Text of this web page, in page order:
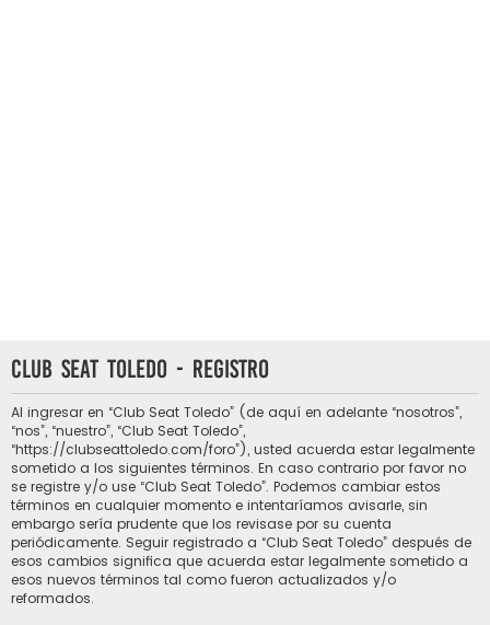
Club Seat Toledo - Registro
Al ingresar en “Club Seat Toledo” (de aquí en adelante “nosotros”,
“nos”, “nuestro”, “Club Seat Toledo”,
“https://clubseattoledo.com/foro”), usted acuerda estar legalmente
sometido a los siguientes términos. En caso contrario por favor no
se registre y/o use “Club Seat Toledo”. Podemos cambiar estos
términos en cualquier momento e intentaríamos avisarle, sin
embargo sería prudente que los revisase por su cuenta
periódicamente. Seguir registrado a “Club Seat Toledo” después de
esos cambios significa que acuerda estar legalmente sometido a
esos nuevos términos tal como fueron actualizados y/o
reformados.